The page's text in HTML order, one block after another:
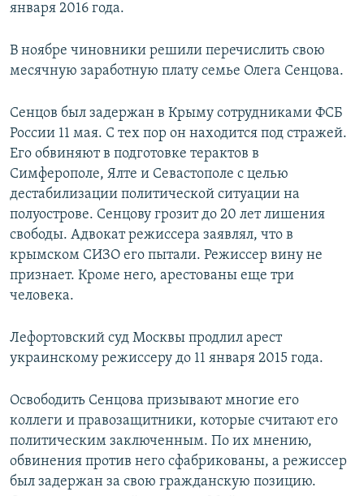
января 2016 года.
В ноябре чиновники решили перечислить свою
месячную заработную плату семье Олега Сенцова.
Сенцов был задержан в Крыму сотрудниками ФСБ
России 11 мая. С тех пор он находится под стражей.
Его обвиняют в подготовке терактов в
Симферополе, Ялте и Севастополе с целью
дестабилизации политической ситуации на
полуострове. Сенцову грозит до 20 лет лишения
свободы. Адвокат режиссера заявлял, что в
крымском СИЗО его пытали. Режиссер вину не
признает. Кроме него, арестованы еще три
человека.
Лефортовский суд Москвы продлил арест
украинскому режиссеру до 11 января 2015 года.
Освободить Сенцова призывают многие его
коллеги и правозащитники, которые считают его
политическим заключенным. По их мнению,
обвинения против него сфабрикованы, а режиссер
был задержан за свою гражданскую позицию.